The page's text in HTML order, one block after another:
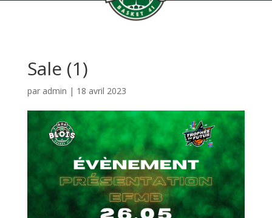
Sale (1)
par admin | 18 avril 2023